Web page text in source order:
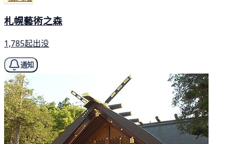
札幌藝術之森
1,785起出没
通知